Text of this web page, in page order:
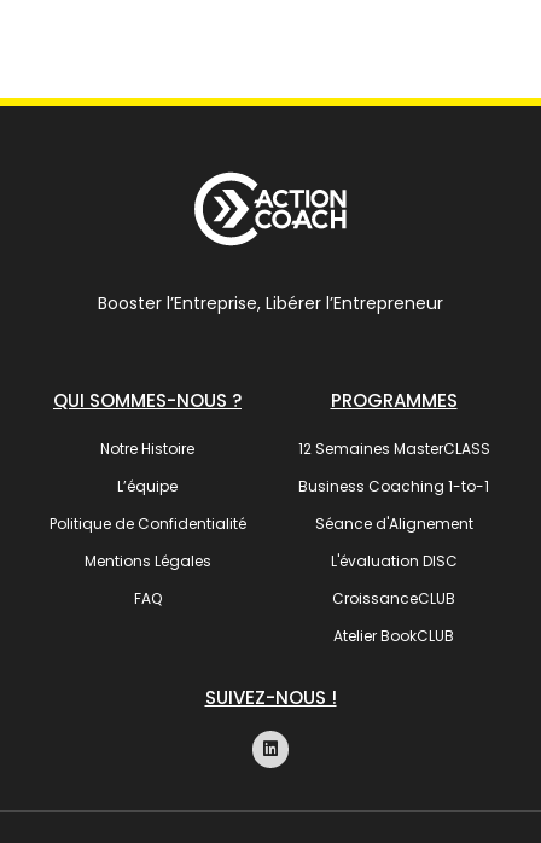
Booster l’Entreprise, Libérer l’Entrepreneur
QUI SOMMES-NOUS ?
Notre Histoire
L’équipe
Politique de Confidentialité
Mentions Légales
FAQ
PROGRAMMES
12 Semaines MasterCLASS
Business Coaching 1-to-1
Séance d'Alignement
L'évaluation DISC
CroissanceCLUB
Atelier BookCLUB
SUIVEZ-NOUS !